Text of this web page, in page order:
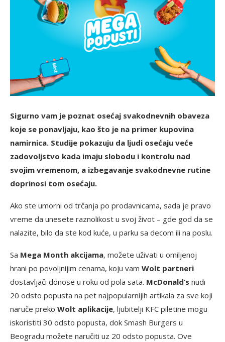
Sigurno vam je poznat osećaj svakodnevnih obaveza
koje se ponavljaju, kao što je na primer kupovina
namirnica. Studije pokazuju da ljudi osećaju veće
zadovoljstvo kada imaju slobodu i kontrolu nad
svojim vremenom, a izbegavanje svakodnevne rutine
doprinosi tom osećaju.
Ako ste umorni od trčanja po prodavnicama, sada je pravo
vreme da unesete raznolikost u svoj život – gde god da se
nalazite, bilo da ste kod kuće, u parku sa decom ili na poslu.
Sa Mega Month akcijama, možete uživati u omiljenoj
hrani po povoljnijim cenama, koju vam Wolt partneri
dostavljači donose u roku od pola sata. McDonald’s nudi
20 odsto popusta na pet najpopularnijih artikala za sve koji
naruče preko Wolt aplikacije, ljubitelji KFC piletine mogu
iskoristiti 30 odsto popusta, dok Smash Burgers u
Beogradu možete naručiti uz 20 odsto popusta. Ove